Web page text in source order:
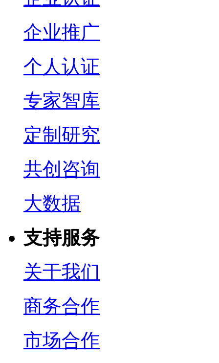
企业推广
个人认证
专家智库
定制研究
共创咨询
大数据
支持服务
关于我们
商务合作
市场合作